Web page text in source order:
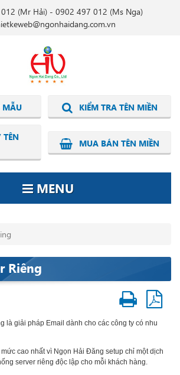
(Mr Hải) - 0902 497 012 (Ms Nga)
MẪU KIỂM TRA TÊN MIỀN
TÊN
MUA BÁN TÊN MIỀN
MENU
Riêng
là giải pháp Email dành cho các công ty có nhu
mức cao nhất vì Ngọn Hải Đăng setup chỉ một dịch
server riêng độc lập cho mỗi khách hàng.